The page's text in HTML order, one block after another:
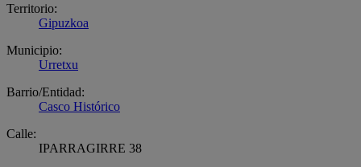
Territorio:
Gipuzkoa
Municipio:
Urretxu
Barrio/Entidad:
Casco Histórico
Calle:
IPARRAGIRRE 38